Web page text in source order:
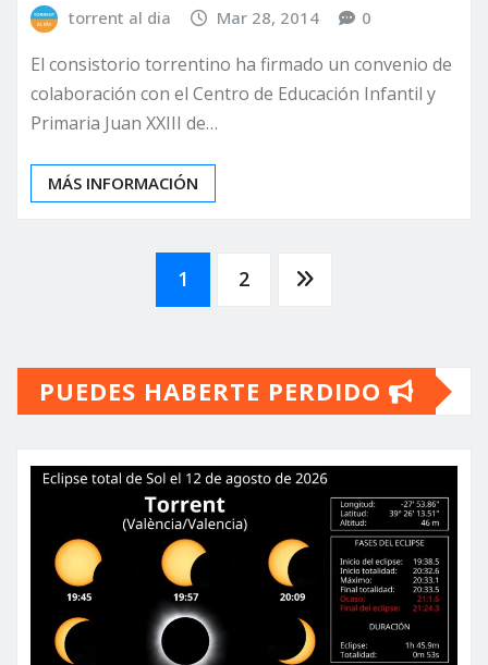
torrent al dia Mar 28, 2014 0
El consistorio torrentino ha firmado un convenio de
colaboración con el Centro de Educación Infantil y
Primaria Juan XXIII de…
MÁS INFORMACIÓN
Paginación
entradas
1 2
PUEDES HABERTE PERDIDO